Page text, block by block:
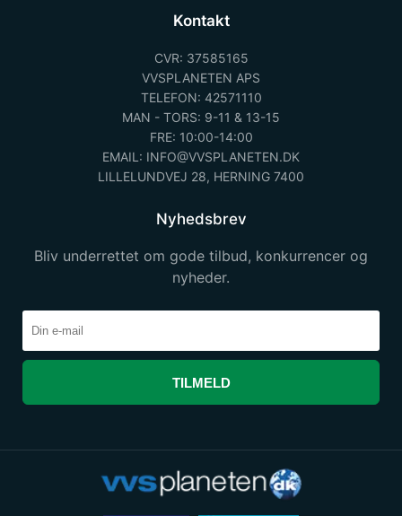
Kontakt
CVR: 37585165
VVSPLANETEN APS
TELEFON: 42571110
MAN - TORS: 9-11 & 13-15
FRE: 10:00-14:00
EMAIL: INFO@VVSPLANETEN.DK
LILLELUNDVEJ 28, HERNING 7400
Nyhedsbrev
Bliv underrettet om gode tilbud, konkurrencer og
nyheder.
TILMELD